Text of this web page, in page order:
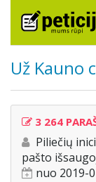
Už Kauno
3 264
Piliečių
pašto
nuo 2019-